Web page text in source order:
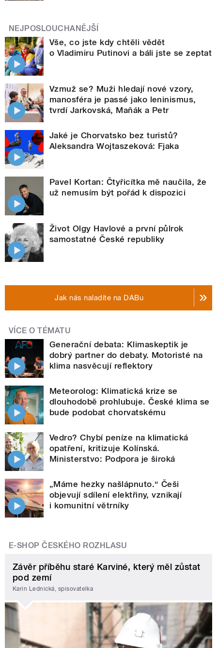
NEJPOSLOUCHANĚJŠÍ
Vše, co jste kdy chtěli vědět
o Vladimiru Putinovi a báli jste se zeptat
Vzmuž se? Muži hledají nové vzory,
manosféra je passé jako leninismus,
tvrdí Jarkovská, Maňák a Petr
Jaké je Chorvatsko bez turistů?
Aleksandra Wojtaszeková: Fjaka
Pavel Kortan: Čtyřicítka mě naučila, že
už nemusím být pořád k dispozici
Život Olgy Havlové a první půlrok
samostatné České republiky
Jak nás naladíte na DABu
VÍCE O TÉMATU
Generační debata: Klimaskeptik je
dobrý partner do debaty. Motoristé na
klima nasvěcují reflektory
Meteorolog: Klimatická krize se
dlouhodobě prohlubuje. České klima se
bude podobat chorvatskému
Vedro? Chybí peníze na klimatická
opatření, kritizuje Kolínská.
Ministerstvo: Podpora je široká
„Máme hezky našlápnuto.“ Češi
objevují sdílení elektřiny, vznikají
i komunitní větrníky
E-SHOP ČESKÉHO ROZHLASU
Závěr příběhu staré Karviné, který měl zůstat
pod zemí
Karin Lednická, spisovatelka